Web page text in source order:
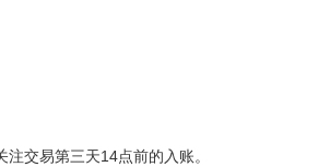
交易第三天14点前的入账。